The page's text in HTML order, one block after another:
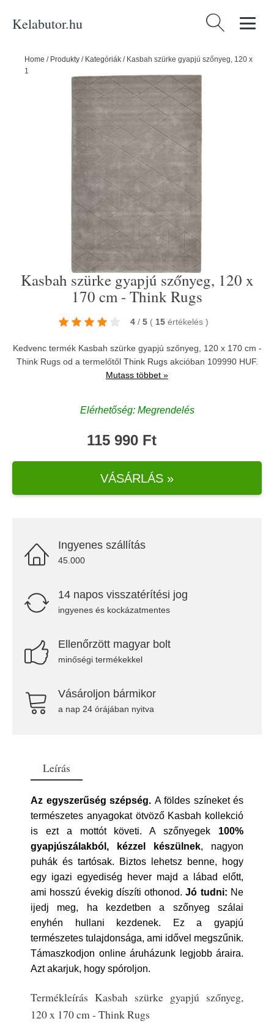
Kelabutor.hu Keresés:
Home / Produkty / Kategóriák / Kasbah szürke gyapjú szőnyeg, 120 x
170 cm - Think Rugs
Kasbah szürke gyapjú szőnyeg, 120 x
170 cm - Think Rugs
4 / 5 ( 15 értékelés )
Kedvenc termék Kasbah szürke gyapjú szőnyeg, 120 x 170 cm -
Think Rugs od a termelőtől Think Rugsakcióban 109990 HUF.
Mutass többet »
Elérhetőség: Megrendelés
115 990 Ft
VÁSÁRLÁS »
Ingyenes szállítás
45.000
14 napos visszatérítési jog
ingyenes és kockázatmentes
Ellenőrzött magyar bolt
minőségi termékekkel
Vásároljon bármikor
a nap 24 órájában nyitva
Leírás
Az egyszerűség szépség. A földes színeket és
természetes anyagokat ötvöző Kasbah kollekció
is ezt a mottót követi. A szőnyegek 100%
gyapjúszálakból, kézzel készülnek, nagyon
puhák és tartósak. Biztos lehetsz benne, hogy
egy igazi egyediség hever majd a lábad előtt,
ami hosszú évekig díszíti othonod.Jó tudni: Ne
ijedj meg, ha kezdetben a szőnyeg szálai
enyhén hullani kezdenek. Ez a gyapjú
természetes tulajdonsága, ami idővel megszűnik.
Támaszkodjon online áruházunk legjobb áraira.
Azt akarjuk, hogy spóroljon.
Termékleírás Kasbah szürke gyapjú szőnyeg,
120 x 170 cm - Think Rugs